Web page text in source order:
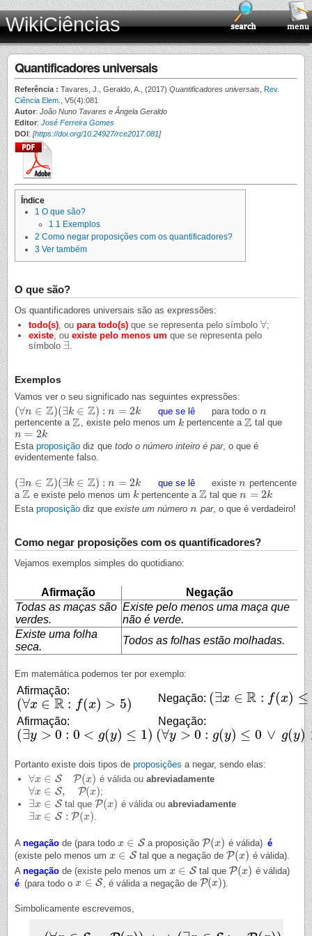
WikiCiências
Quantificadores universais
Referência : Tavares, J., Geraldo, A., (2017) Quantificadores universais Rev.
Ciência Elem.
, V5(4):081
Autor: João Nuno Tavares e Ângela Geraldo
Editor: José Ferreira Gomes
DOI: [https://doi.org/10.24927/rce2017.081]
Índice
1 O que são?
1.1 Exemplos
2 Como negar proposições com os quantificadores?
3 Ver também
O que são?
Os quantificadores universais são as expressões:
todo(s) , ou para todo(s) que se representa pelo símbolo ∀
∀;
existe , ou existe pelo menos um que se representa pelo
símbolo ∃
∃
Exemplos
Vamos ver o seu significado nas seguintes expressões:
(∀n ∈ Z)(∃k ∈ Z) : n = 2k
(∀n∈Z (∃ k∈Z) n= 2k que se lê para todo on
n
pertencente a Z
Z , existe pelo menos um k
kpertencente a Z
Z tal que
n = 2k
n= 2k
Esta proposição diz que todo o número inteiro é par, o que é
evidentemente falso.
(∃n ∈ Z)(∃k ∈ Z) : n = 2k
( ∃n∈ Z (∃k∈Z): n= 2k que se lê existen
n pertencente
a Z
Z e existe pelo menos um k
kpertencente a Z
Z tal quen = 2k
n= 2k
Esta proposição diz que existe um número n
n par, o que é verdadeiro!
Como negar proposições com os quantificadores?
Vejamos exemplos simples do quotidiano:
Afirmação
Negação
Todas as maças são
verdes.
Existe pelo menos uma maça que
não é verde.
Existe uma folha
seca.
Todos as folhas estão molhadas.
Em matemática podemos ter por exemplo:
Afirmação:
(∀x ∈ R : f(x) > 5)
( ∀x∈R f(x )> 5)
Negação: (∃x ∈ R : f(x) ≤
( ∃x∈R f(x )≤ 5)
Afirmação:
(∃y > 0 : 0 < g(y) ≤ 1)
( ∃y> 0:0 <g( y) ≤1)
Negação:
(∀y > 0 : g(y) ≤ 0 ∨ g(y)
( ∀y> 0:g (y )≤ 0∨g( y)> 1)
Portanto existe dois tipos de proposições a negar, sendo elas:
∀x ∈ S P(x)
∀x∈S P( é válida ou abreviadamente
∀x ∈ S, P(x)
∀x∈S ,P( ;
∃x ∈ S
∃x∈S tal queP(x)
P(x) é válida ouabreviadamente
∃x ∈ S : P(x)
∃x∈S :P x )
A negação de (para todo x ∈ S
x∈S a proposiçãoP(x)
P(x) é válida) é
(existe pelo menos um x ∈ S
x∈S tal que a negação deP(x)
P(x)
é válida).
A negação de (existe pelo menos um x ∈ S
x∈S tal queP(x)
P(x)
é válida)
é (para todo ox ∈ S
x∈S , é válida a negação de P(x)
P(x) ).
Simbolicamente escrevemos,